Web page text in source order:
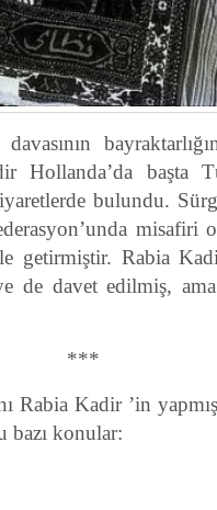
Hollanda’da başta
bulundu.
misafiri
getirmiştir. Rabia
de davet edilmiş,
***
Rabia Kadir ’in
bazı konular: